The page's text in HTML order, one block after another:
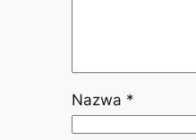
Nazwa *